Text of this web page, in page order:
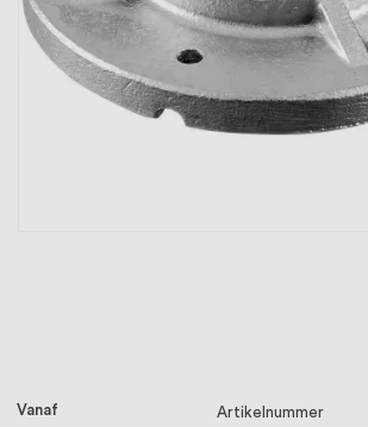
ons voorop, want we
goede relatie met onze
verschil maakt.
Vanaf Artikelnummer